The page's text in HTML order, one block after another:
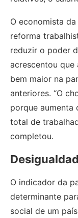
O economista
reforma
reduzir o poder
acrescentou que
bem maior na
anteriores. “O
porque aumenta
total de
completou.
O indicador da
determinante
social de um